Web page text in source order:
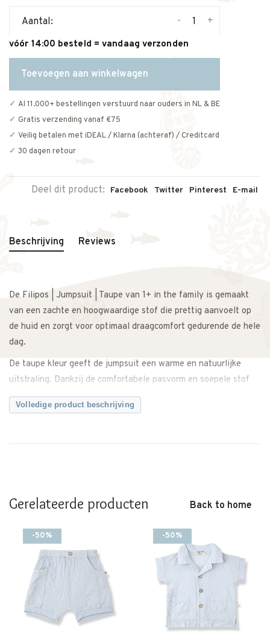
Aantal: +
-
vóór 14:00 besteld = vandaag verzonden
Toevoegen aan winkelwagen
Al 11.000+ bestellingen verstuurd naar ouders in NL & BE
Gratis verzending vanaf €75
Veilig betalen met iDEAL / Klarna (achteraf) / Creditcard
30 dagen retour
Deel dit product: Facebook Twitter Pinterest E-mail
Beschrijving Reviews
De Filipos | Jumpsuit | Taupe van 1+ in the family is gemaakt
van een zachte en hoogwaardige stof die prettig aanvoelt op
de huid en zorgt voor optimaal draagcomfort gedurende de hele
dag.
De taupe kleur geeft de jumpsuit een warme en natuurlijke
uitstraling. Dankzij de comfortabele pasvorm en soepele stof
heeft je kindje voldoende bewegingsvrijheid tijdens spelen,
kruipen of slapen. Een praktische keuze die zowel comfortabel
basislook.
uitstraling.
Twijfel je over de maat? Neem gerust contact met ons op. We
adviseren je graag.
Kenmerken:
• Filipos Jumpsuit van 1+ in the family
Volledige product beschrijving
Gerelateerde producten Back to home
-50% -50%